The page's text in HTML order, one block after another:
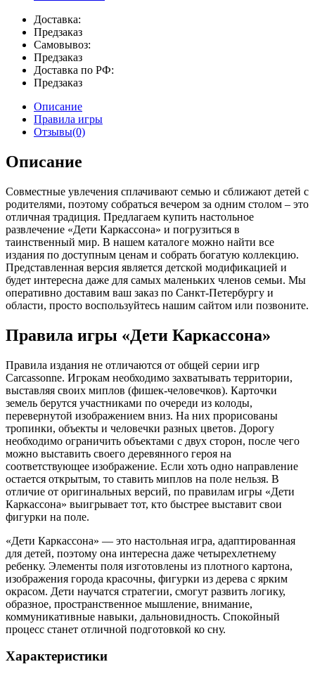
Доставка:
Предзаказ
Самовывоз:
Предзаказ
Доставка по РФ:
Предзаказ
Описание
Правила игры
Отзывы(0)
Описание
Совместные увлечения сплачивают семью и сближают детей с
родителями, поэтому собраться вечером за одним столом – это
отличная традиция. Предлагаем купить настольное
развлечение «Дети Каркассона» и погрузиться в
таинственный мир. В нашем каталоге можно найти все
издания по доступным ценам и собрать богатую коллекцию.
Представленная версия является детской модификацией и
будет интересна даже для самых маленьких членов семьи. Мы
оперативно доставим ваш заказ по Санкт-Петербургу и
области, просто воспользуйтесь нашим сайтом или позвоните.
Правила игры «Дети Каркассона»
Правила издания не отличаются от общей серии игр
Carcassonne. Игрокам необходимо захватывать территории,
выставляя своих миплов (фишек-человечков). Карточки
земель берутся участниками по очереди из колоды,
перевернутой изображением вниз. На них прорисованы
тропинки, объекты и человечки разных цветов. Дорогу
необходимо ограничить объектами с двух сторон, после чего
можно выставить своего деревянного героя на
соответствующее изображение. Если хоть одно направление
остается открытым, то ставить миплов на поле нельзя. В
отличие от оригинальных версий, по правилам игры «Дети
Каркассона» выигрывает тот, кто быстрее выставит свои
фигурки на поле.
«Дети Каркассона» — это настольная игра, адаптированная
для детей, поэтому она интересна даже четырехлетнему
ребенку. Элементы поля изготовлены из плотного картона,
изображения города красочны, фигурки из дерева с ярким
окрасом. Дети научатся стратегии, смогут развить логику,
образное, пространственное мышление, внимание,
коммуникативные навыки, дальновидность. Спокойный
процесс станет отличной подготовкой ко сну.
Характеристики